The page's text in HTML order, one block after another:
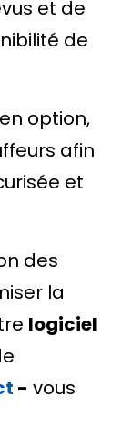
et de
de
option,
afin
et
des
la
logiciel
- vous